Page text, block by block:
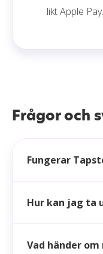
likt Apple Pay.
Frågor och
Fungerar
Hur kan jag ta
Vad händer